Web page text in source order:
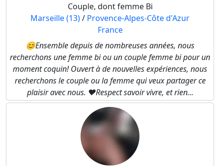
Couple, dont femme Bi
Marseille (13)/ Provence-Alpes-Côte d'Azur
France
😊Ensemble depuis de nombreuses années, nous
recherchons une femme bi ou un couple femme bi pour un
moment coquin! Ouvert à de nouvelles expériences, nous
recherchons le couple ou la femme qui veux partager ce
plaisir avec nous. ♥️Respect savoir vivre, et rien...